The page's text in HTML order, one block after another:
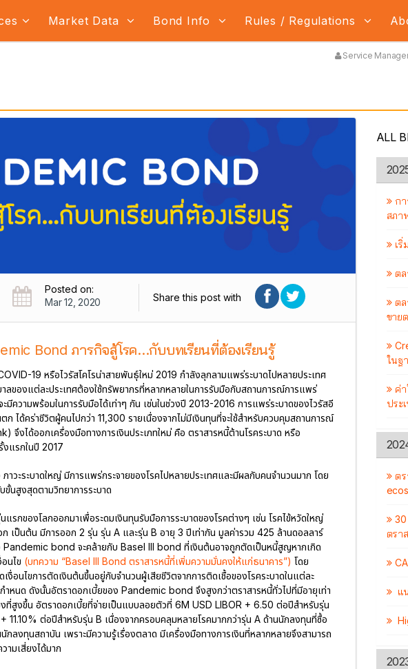
Market Data Bond Info Rules / Regulations
Service
Posted on:
Mar 12, 2020
Share this post with
Bond ภารกิจสู้โรค...กับบทเรียนที่ต้องเรียนรู้
19 หรือไวรัสโคโรน่าสายพันธุ์ใหม่ 2019 กำลังลุกลามแพร่ระบาดไปหลายประเทศ
าลของแต่ละประเทศต้องใช้ทรัพยากรที่หลากหลายในการรับมือกับสถานการณ์การแพร่
ะมีความพร้อมในการรับมือได้เท่าๆ กัน เช่นในช่วงปี 2013-2016 การแพร่ระบาดของไวรัสอี
ก ได้คร่าชีวิตผู้คนไปกว่า 11,300 รายเนื่องจากไม่มีเงินทุนที่จะใช้สำหรับควบคุมสถานการณ์
จึงได้ออกเครื่องมือทางการเงินประเภทใหม่ คือ ตราสารหนี้ต้านโรคระบาด หรือ
แรกในปี 2017
าวะระบาดใหญ่ มีการแพร่กระจายของโรคไปหลายประเทศและมีผลกับคนจำนวนมาก โดย
ขั้นสูงสุดตามวิทยาการระบาด
รกของโลกออกมาเพื่อระดมเงินทุนรับมือการระบาดของโรคต่างๆ เช่น โรคไข้หวัดใหญ่
อก เป็นต้น มีการออก 2 รุ่น รุ่น A และรุ่น B อายุ 3 ปีเท่ากัน มูลค่ารวม 425 ล้านดอลลาร์
bond จะคล้ายกับ Basel III bond ที่เงินต้นอาจถูกตัดเป็นหนี้สูญหากเกิด
นไข (บทความ “Basel III Bond ตราสารหนี้ที่เพิ่มความมั่นคงให้แก่ธนาคาร”) โดย
อนไขการตัดเงินต้นขึ้นอยู่กับจำนวนผู้เสียชีวิตจากการติดเชื้อของโรคระบาดในแต่ละ
ำหนด ดังนั้นอัตราดอกเบี้ยของ Pandemic bond จึงสูงกว่าตราสารหนี้ทั่วไปที่มีอายุเท่า
งที่สูงขึ้น อัตราดอกเบี้ยที่จ่ายเป็นแบบลอยตัวที่ 6M USD LIBOR + 6.50 ต่อปีสำหรับรุ่น
11.10% ต่อปีสำหรับรุ่น B เนื่องจากครอบคลุมหลายโรคมากกว่ารุ่น A ด้านนักลงทุนที่ซื้อ
ลงทุนสถาบัน เพราะมีความรู้เรื่องตลาด มีเครื่องมือทางการเงินที่หลากหลายจึงสามารถ
ามเสี่ยงได้มาก
ALL
ก
สภา
เริ่
ต
ต
ขาย
ในฐ
ค่
ประ
ต
ตรา
แ